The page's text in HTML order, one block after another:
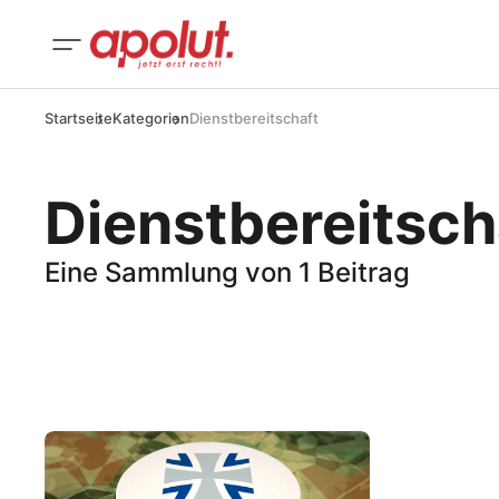
StartseiteKategorienDienstbereitschaft
Eine Sammlung von 1 Beitrag